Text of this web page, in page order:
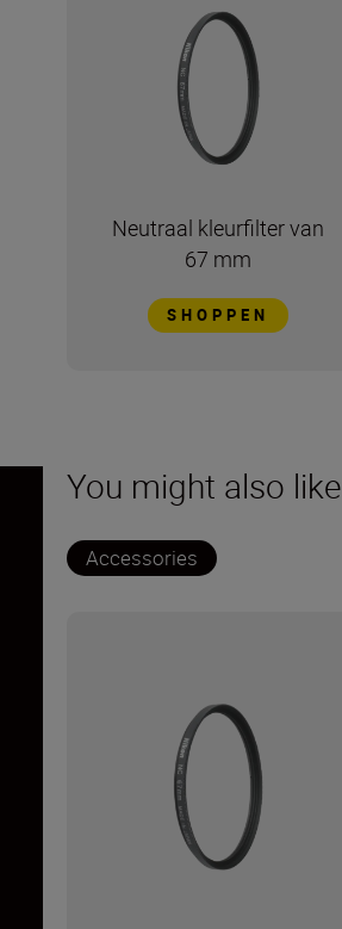
Neutraal kleurfilter van
67 mm
SHOPPEN
You might also like
Accessories